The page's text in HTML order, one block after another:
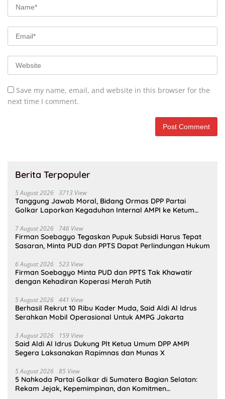
Save my name, email, and website in this browser for the
next time I comment.
Berita Terpopuler
5 August 2026 3713 View
Tanggung Jawab Moral, Bidang Ormas DPP Partai
Golkar Laporkan Kegaduhan Internal AMPI ke Ketum
7 August 2026 746 View
Firman Soebagyo Tegaskan Pupuk Subsidi Harus Tepat
Sasaran, Minta PUD dan PPTS Dapat Perlindungan Hukum
6 August 2026 523 View
Firman Soebagyo Minta PUD dan PPTS Tak Khawatir
dengan Kehadiran Koperasi Merah Putih
5 August 2026 441 View
Berhasil Rekrut 10 Ribu Kader Muda, Said Aldi Al Idrus
Serahkan Mobil Operasional Untuk AMPG Jakarta
3 August 2026 159 View
Said Aldi Al Idrus Dukung Plt Ketua Umum DPP AMPI
Segera Laksanakan Rapimnas dan Munas X
5 August 2026 85 View
5 Nahkoda Partai Golkar di Sumatera Bagian Selatan:
Rekam Jejak, Kepemimpinan, dan Komitmen